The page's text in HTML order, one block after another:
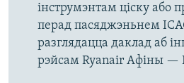
інструмэнтам ціску або
перад пасяджэньнем
разглядацца даклад аб
рэйсам Ryanair Афіны —